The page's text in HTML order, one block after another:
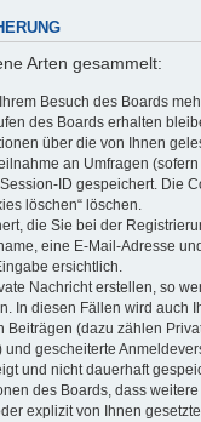
Arten gesammelt:
Besuch des Boards
des Boards erhalten
über die von Ihnen
an Umfragen
ID gespeichert. Die
löschen“ löschen.
die Sie bei der
eine E-Mail-Adresse
ersichtlich.
Nachricht erstellen, so
In diesen Fällen wird
(dazu zählen
gescheiterte
und nicht dauerhaft
des Boards, dass
explizit von Ihnen